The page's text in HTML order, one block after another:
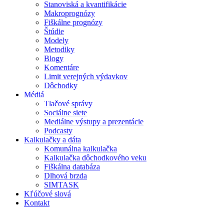
Stanoviská a kvantifikácie
Makroprognózy
Fiškálne prognózy
Štúdie
Modely
Metodiky
Blogy
Komentáre
Limit verejných výdavkov
Dôchodky
Médiá
Tlačové správy
Sociálne siete
Mediálne výstupy a prezentácie
Podcasty
Kalkulačky a dáta
Komunálna kalkulačka
Kalkulačka dôchodkového veku
Fiškálna databáza
Dlhová brzda
SIMTASK
Kľúčové slová
Kontakt